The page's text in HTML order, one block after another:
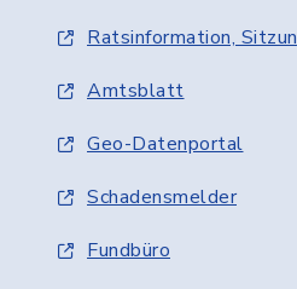
Ratsinformation,
Amtsblatt
Geo-Datenportal
Schadensmelder
Fundbüro